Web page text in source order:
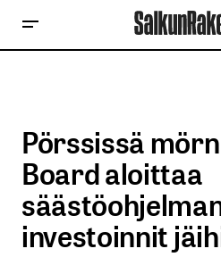
Pörssissä
Board aloittaa
investoinnit